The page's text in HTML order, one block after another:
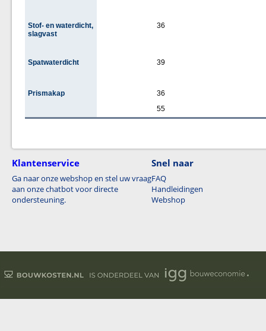
Stof- en waterdicht,
slagvast
36
Spatwaterdicht 39
Prismakap
36
55
Klantenservice
Ga naar onze webshop en stel uw vraag
aan onze chatbot voor directe
ondersteuning.
Snel naar
FAQ
Handleidingen
Webshop